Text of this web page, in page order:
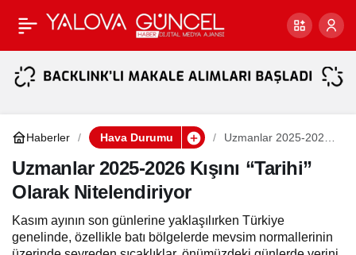
Haberler Hava Durumu
Uzmanlar 2025-2026
Nitelendiriyor
Uzmanlar 2025-2026 Kışını “Tarihi”
Olarak Nitelendiriyor
Kasım ayının son günlerine yaklaşılırken Türkiye
genelinde, özellikle batı bölgelerde mevsim normallerinin
Meteorolojiden Yalova
Uyarısı
Paylaş